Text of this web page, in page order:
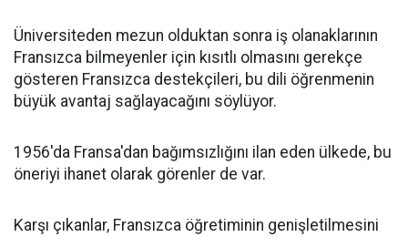
Üniversiteden mezun olduktan sonra iş olanaklarının
Fransızca bilmeyenler için kısıtlı olmasını gerekçe
gösteren Fransızca destekçileri, bu dili öğrenmenin
büyük avantaj sağlayacağını söylüyor.
1956'da Fransa'dan bağımsızlığını ilan eden ülkede, bu
öneriyi ihanet olarak görenler de var.
Karşı çıkanlar, Fransızca öğretiminin genişletilmesini